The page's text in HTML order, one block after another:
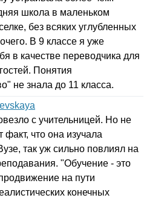
школа в маленьком
без всяких углубленных
В 9 классе я уже
в качестве переводчика для
Понятия
не знала до 11 класса.
с учительницей. Но не
факт, что она изучала
так уж сильно повлиял на
"Обучение - это
на пути
конечных